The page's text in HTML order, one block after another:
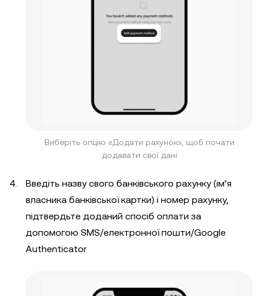
Виберіть опцію «Додати рахунок», щоб почати
додавати свої дані
Введіть назву свого банківського рахунку (ім’я
власника банківської картки) і номер рахунку,
підтвердьте доданий спосіб оплати за
допомогою SMS/електронної пошти/Google
Authenticator